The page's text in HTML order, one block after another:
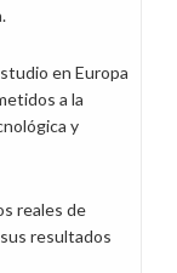
en Europa
a la
y
reales de
resultados